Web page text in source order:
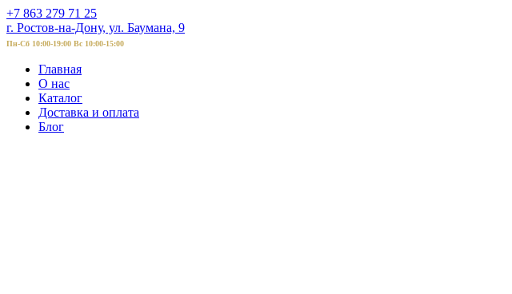
+7 863 279 71 25
г. Ростов-на-Дону, ул. Баумана, 9
Пн-Сб 10:00-19:00 Вс 10:00-15:00
Главная
О нас
Каталог
Доставка и оплата
Блог